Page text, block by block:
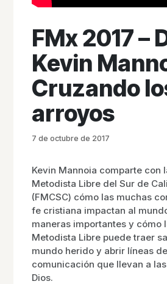
FMx 2017 –
Kevin
Cruzando
arroyos
7 de octubre de 2017
Kevin Mannoia comparte con
Metodista Libre del Sur de
(FMCSC) cómo las muchas
fe cristiana impactan al
maneras importantes y cómo
Metodista Libre puede traer
mundo herido y abrir líneas de
comunicación que llevan a
Dios.